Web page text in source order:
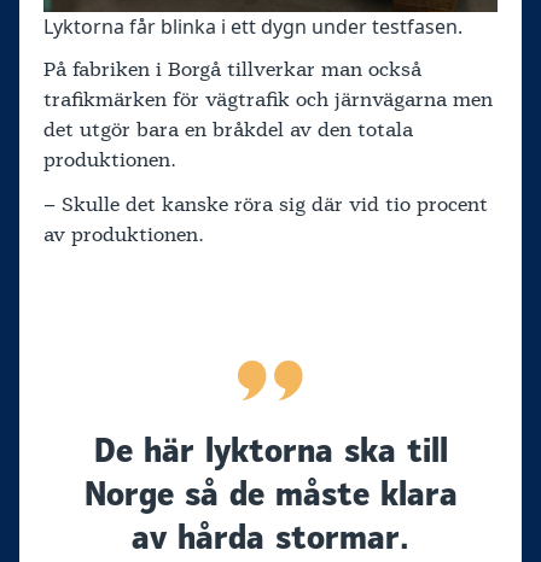
Lyktorna får blinka i ett dygn under testfasen.
På fabriken i Borgå tillverkar man också
trafikmärken för vägtrafik och järnvägarna men
det utgör bara en bråkdel av den totala
produktionen.
– Skulle det kanske röra sig där vid tio procent
av produktionen.
De här lyktorna ska till
Norge så de måste klara
av hårda stormar.